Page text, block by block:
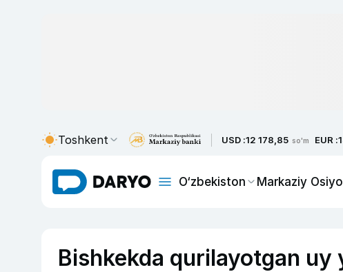
Toshkent USD :12 178,85 so'm EUR :
O‘zbekiston Markaziy Osiyo
Bishkekda qurilayotgan